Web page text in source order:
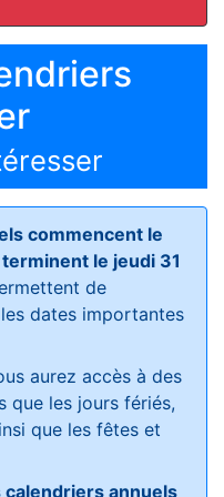
commencent le
le jeudi 31
de
dates importantes
aurez accès à des
que les jours fériés,
que les fêtes et
annuels